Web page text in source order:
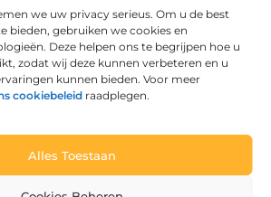
we uw privacy serieus. Om u de best
bieden, gebruiken we cookies en
Deze helpen ons te begrijpen hoe u
zodat wij deze kunnen verbeteren en u
kunnen bieden. Voor meer
cookiebeleid raadplegen.
Alles Toestaan